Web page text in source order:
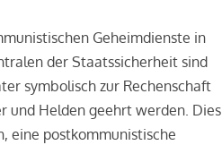
Geheimdienste in
der Staatssicherheit sind
symbolisch zur Rechenschaft
und Helden geehrt werden. Dies
eine postkommunistische